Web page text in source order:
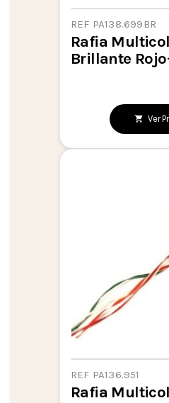
REF PA138.699BR
Rafia
Brillante
Ver
REF PA136.951
Rafia